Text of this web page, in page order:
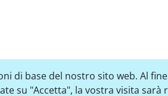
di base del nostro sito web. Al
su "Accetta", la vostra visita